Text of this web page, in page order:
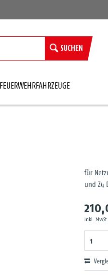
SUCHEN
FEUERWEHRFAHRZEUGE
für
und Z4
inkl. MwSt.